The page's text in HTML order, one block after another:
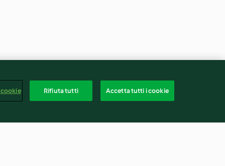
Rifiuta tutti Accetta tutti i cookie